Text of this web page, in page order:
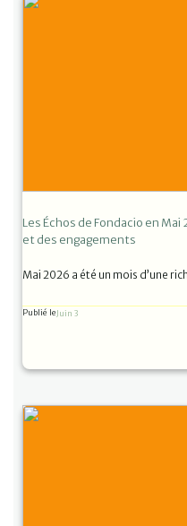
Les Échos de Fondacio en
et des engagements
Mai 2026 a été un mois d’une
Publié leJuin 3